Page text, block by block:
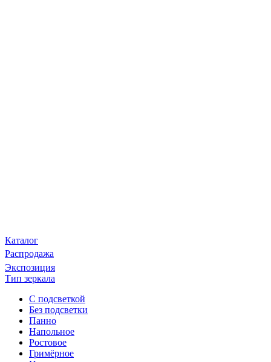
Каталог
Распродажа
Экспозиция
Тип зеркала
С подсветкой
Без подсветки
Панно
Напольное
Ростовое
Гримёрное